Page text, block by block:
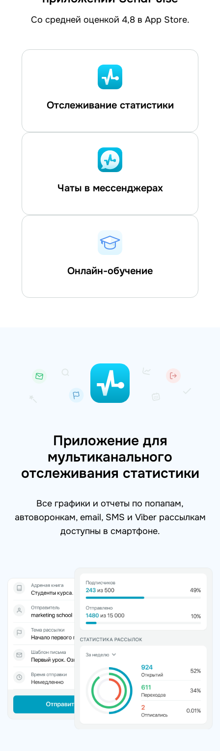
Со средней оценкой 4,8 в App Store.
Отслеживание статистики
Чаты в мессенджерах
Онлайн-обучение
Приложение для
мультиканального
отслеживания статистики
Все графики и отчеты по попапам,
автоворонкам, email, SMS и Viber рассылкам
доступны в смартфоне.